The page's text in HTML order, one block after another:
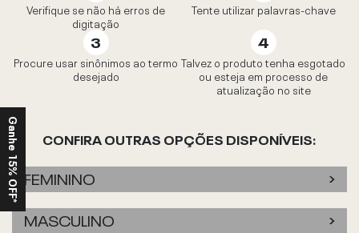
Verifique se não há erros de
digitação
Tente utilizar palavras-chave
Procure usar sinônimos ao termo
desejado
Talvez o produto tenha esgotado
ou esteja em processo de
atualização no site
CONFIRA OUTRAS OPÇÕES DISPONÍVEIS:
FEMININO
MASCULINO
Ganhe 15% OFF*